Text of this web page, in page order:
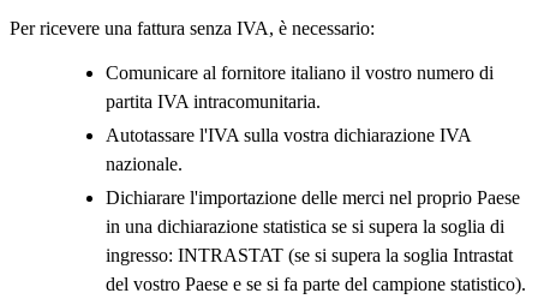
Per ricevere una fattura senza IVA, è necessario:
Comunicare al fornitore italiano il vostro numero di
partita IVA intracomunitaria.
Autotassare l'IVA sulla vostra dichiarazione IVA
nazionale.
Dichiarare l'importazione delle merci nel proprio Paese
in una dichiarazione statistica se si supera la soglia di
ingresso: INTRASTAT (se si supera la soglia Intrastat
del vostro Paese e se si fa parte del campione statistico).